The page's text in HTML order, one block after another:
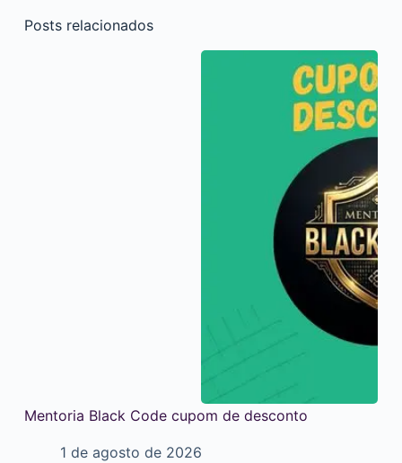
Posts relacionados
Mentoria Black Code cupom de desconto
1 de agosto de 2026